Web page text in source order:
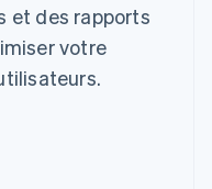
et des rapports
votre